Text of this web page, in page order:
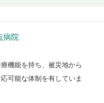
病院
機能を持ち、被災地から
可能な体制を有していま